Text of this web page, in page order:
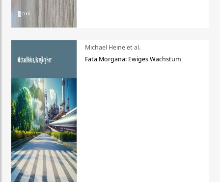
Michael Heine et al.
Fata Morgana: Ewiges Wachstum